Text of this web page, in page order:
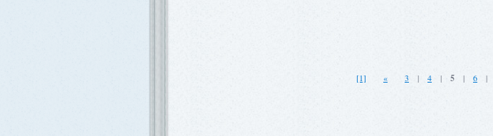
[1] « 3 | 4 | 5 | 6 |